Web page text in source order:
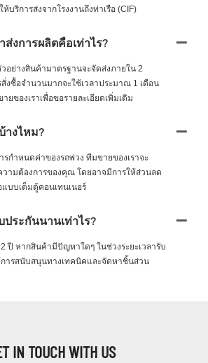
ห้บริการส่งจากโรงงานถึงท่าเรือ (CIF)
ส่งการผลิตคือเท่าไร?
อย่างสินค้ามาตรฐานจะจัดส่งภายใน 2
งซื้อจำนวนมากจะใช้เวลาประมาณ 1 เดือน
ของเราเพื่อขอรายละเอียดเพิ่มเติม
างไหม?
รกำหนดค่าของรถพ่วง ทีมขายของเราจะ
วามต้องการของคุณ โดยอาจมีการให้ส่วนลด
แบบเต็มตู้คอนเทนเนอร์
ประกันนานเท่าไร?
ปี หากสินค้ามีปัญหาใดๆ ในช่วงระยะเวลารับ
การสนับสนุนทางเทคนิคและจัดหาชิ้นส่วน
IN TOUCH WITH US